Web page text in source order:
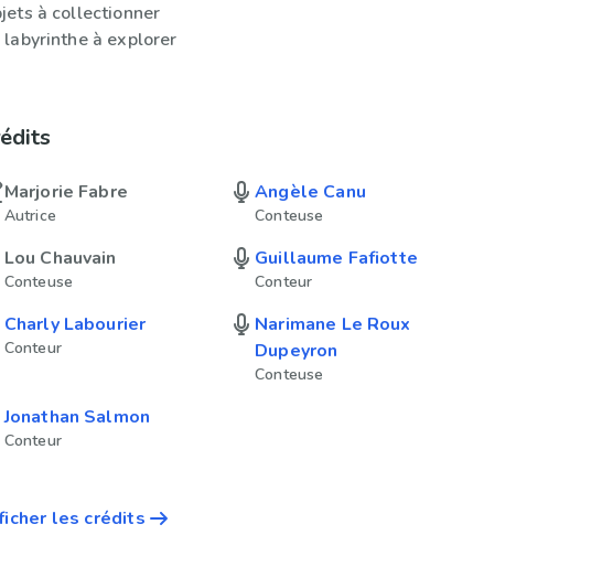
à collectionner
labyrinthe à explorer
Marjorie Fabre
Autrice
Angèle Canu
Conteuse
Lou Chauvain
Conteuse
Guillaume Fafiotte
Conteur
Charly Labourier
Conteur
Narimane Le Roux
Dupeyron
Conteuse
Jonathan Salmon
Conteur
les crédits